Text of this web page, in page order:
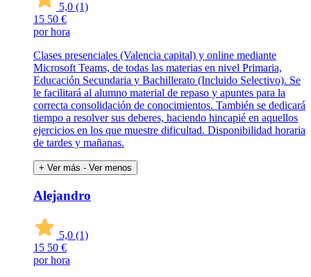
5,0 (1)
15 50 €
por hora
Clases presenciales (Valencia capital) y online mediante
Microsoft Teams, de todas las materias en nivel Primaria,
Educación Secundaria y Bachillerato (Incluido Selectivo). Se
le facilitará al alumno material de repaso y apuntes para la
correcta consolidación de conocimientos. También se dedicará
tiempo a resolver sus deberes, haciendo hincapié en aquellos
ejercicios en los que muestre dificultad. Disponibilidad horaria
de tardes y mañanas.
+ Ver más - Ver menos
Alejandro
5,0 (1)
15 50 €
por hora